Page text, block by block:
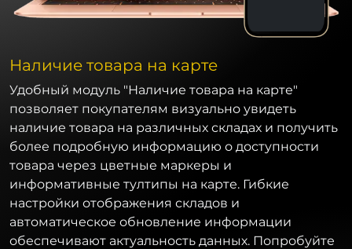
Наличие товара на карте
Удобный модуль "Наличие товара на карте"
позволяет покупателям визуально увидеть
наличие товара на различных складах и получить
более подробную информацию о доступности
товара через цветные маркеры и
информативные тултипы на карте. Гибкие
настройки отображения складов и
автоматическое обновление информации
обеспечивают актуальность данных. Попробуйте